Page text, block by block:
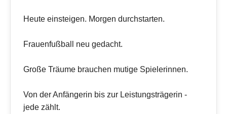
Heute einsteigen. Morgen durchstarten.
Frauenfußball neu gedacht.
Große Träume brauchen mutige Spielerinnen.
Von der Anfängerin bis zur Leistungsträgerin -
jede zählt.